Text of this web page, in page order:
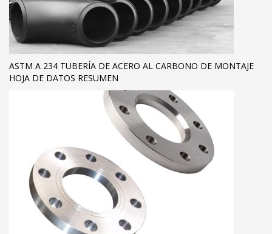
ASTM A 234 TUBERÍA DE ACERO AL CARBONO DE MONTAJE
HOJA DE DATOS RESUMEN